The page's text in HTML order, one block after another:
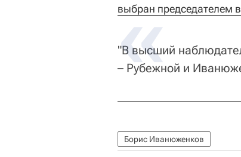
выбран председателем
"В высший
– Рубежной и
Борис Иванюженков